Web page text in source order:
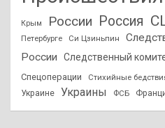
Крым России Россия
Петербурге
Си Цзиньпин
России
Следственный
Спецоперации Стихийные
Украине Украины ФСБ